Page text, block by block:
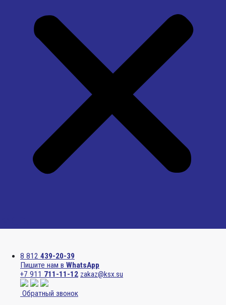
8 812 439-20-39
Пишите нам в WhatsApp
+7 911 711-11-12 zakaz@ksx.su
Обратный звонок